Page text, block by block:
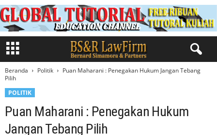
Beranda Politik
Puan Maharani : Penegakan Hukum Jangan Tebang
Pilih
POLITIK
Puan Maharani : Penegakan Hukum
Jangan Tebang Pilih